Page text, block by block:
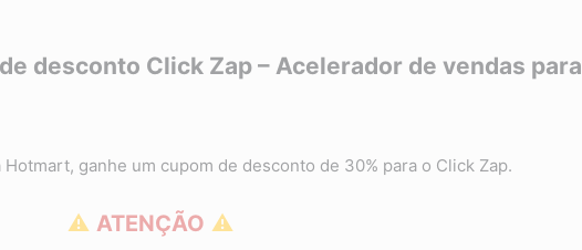
desconto Click Zap – Acelerador de vendas para
ganhe um cupom de desconto de 30% para o Click Zap.
⚠ ATENÇÃO ⚠